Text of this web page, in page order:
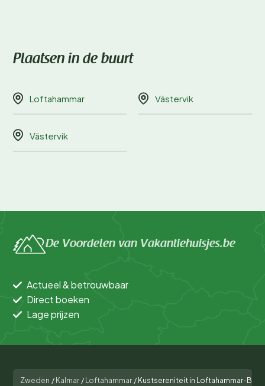
Plaatsen in de buurt
Loftahammar Västervik
Västervik
De Voordelen van Vakantiehuisjes.be
Actueel & betrouwbaar
Direct boeken
Lage prijzen
Zweden / Kalmar / Loftahammar / Kustsereniteit in Loftahammar-By